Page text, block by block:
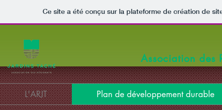
Ce site a été conçu sur la plateforme de création de
Association des
L'ARJT Plan de développement durable